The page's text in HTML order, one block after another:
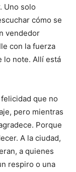
Uno solo
cómo se
vendedor
con la fuerza
lo note. Allí está
que no
pero mientras
Porque
A la ciudad,
a quienes
respiro o una